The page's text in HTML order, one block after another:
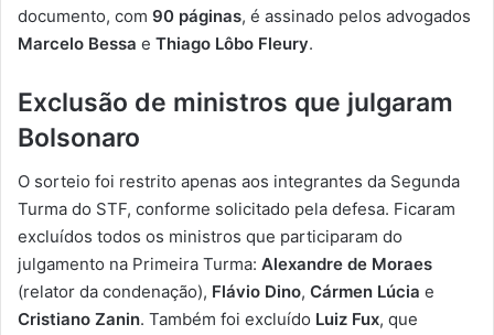
documento, com 90 páginas, é assinado pelos advogados
Marcelo Bessa e Thiago Lôbo Fleury.
Exclusão de ministros que julgaram
Bolsonaro
O sorteio foi restrito apenas aos integrantes da Segunda
Turma do STF, conforme solicitado pela defesa. Ficaram
excluídos todos os ministros que participaram do
julgamento na Primeira Turma: Alexandre de Moraes
(relator da condenação), Flávio Dino, Cármen Lúcia e
Cristiano Zanin. Também foi excluído Luiz Fux, que